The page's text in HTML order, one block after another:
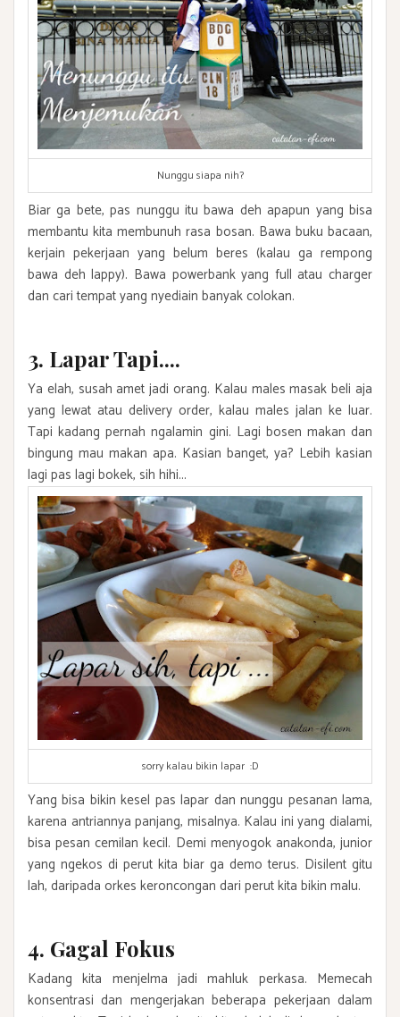
Nunggu siapa nih?
Biar ga bete, pas nunggu itu bawa deh apapun yang bisa
membantu kita membunuh rasa bosan. Bawa buku bacaan,
kerjain pekerjaan yang belum beres (kalau ga rempong
bawa deh lappy). Bawa powerbank yang full atau charger
dan cari tempat yang nyediain banyak colokan.
3. Lapar Tapi....
Ya elah, susah amet jadi orang. Kalau males masak beli aja
yang lewat atau delivery order, kalau males jalan ke luar.
Tapi kadang pernah ngalamin gini. Lagi bosen makan dan
bingung mau makan apa. Kasian banget, ya? Lebih kasian
lagi pas lagi bokek, sih hihi...
sorry kalau bikin lapar :D
Yang bisa bikin kesel pas lapar dan nunggu pesanan lama,
karena antriannya panjang, misalnya. Kalau ini yang dialami,
bisa pesan cemilan kecil. Demi menyogok anakonda, junior
yang ngekos di perut kita biar ga demo terus. Disilent gitu
lah, daripada orkes keroncongan dari perut kita bikin malu.
4. Gagal Fokus
Kadang kita menjelma jadi mahluk perkasa. Memecah
konsentrasi dan mengerjakan beberapa pekerjaan dalam